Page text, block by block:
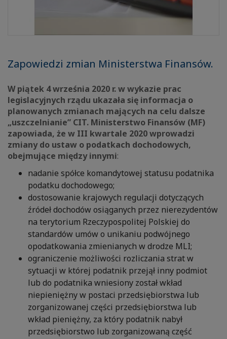
Zapowiedzi zmian Ministerstwa Finansów.
W piątek 4 września 2020 r. w wykazie prac
legislacyjnych rządu ukazała się informacja o
planowanych zmianach mających na celu dalsze
„uszczelnianie” CIT. Ministerstwo Finansów (MF)
zapowiada, że w III kwartale 2020 wprowadzi
zmiany do ustaw o podatkach dochodowych,
obejmujące między innymi:
nadanie spółce komandytowej statusu podatnika
podatku dochodowego;
dostosowanie krajowych regulacji dotyczących
źródeł dochodów osiąganych przez nierezydentów
na terytorium Rzeczypospolitej Polskiej do
standardów umów o unikaniu podwójnego
opodatkowania zmienianych w drodze MLI;
ograniczenie możliwości rozliczania strat w
sytuacji w której podatnik przejął inny podmiot
lub do podatnika wniesiony został wkład
niepieniężny w postaci przedsiębiorstwa lub
zorganizowanej części przedsiębiorstwa lub
wkład pieniężny, za który podatnik nabył
przedsiębiorstwo lub zorganizowaną część